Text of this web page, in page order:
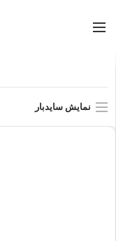
نمایش سایدبار